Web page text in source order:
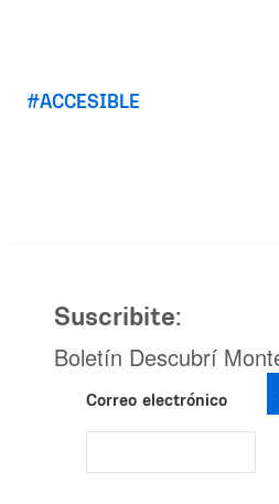
ACCESIBLE
Suscribite:
Boletín Descubrí
Correo electrónico